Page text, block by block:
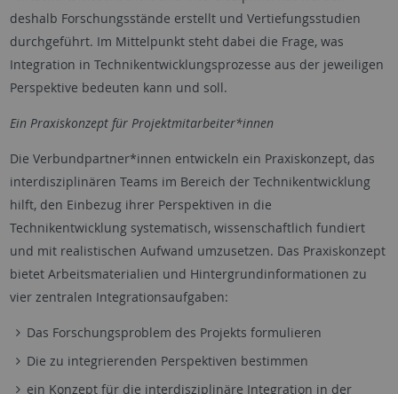
deshalb Forschungsstände erstellt und Vertiefungsstudien
durchgeführt. Im Mittelpunkt steht dabei die Frage, was
Integration in Technikentwicklungsprozesse aus der jeweiligen
Perspektive bedeuten kann und soll.
Ein Praxiskonzept für Projektmitarbeiter*innen
Die Verbundpartner*innen entwickeln ein Praxiskonzept, das
interdisziplinären Teams im Bereich der Technikentwicklung
hilft, den Einbezug ihrer Perspektiven in die
Technikentwicklung systematisch, wissenschaftlich fundiert
und mit realistischen Aufwand umzusetzen. Das Praxiskonzept
bietet Arbeitsmaterialien und Hintergrundinformationen zu
vier zentralen Integrationsaufgaben:
Das Forschungsproblem des Projekts formulieren
Die zu integrierenden Perspektiven bestimmen
ein Konzept für die interdisziplinäre Integration in der